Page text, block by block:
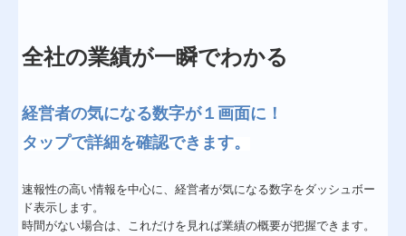
全社の業績が一瞬でわかる
経営者の気になる数字が１画面に！
タップで詳細を確認できます。
速報性の高い情報を中心に、経営者が気になる数字をダッシュボー
ド表示します。
時間がない場合は、これだけを見れば業績の概要が把握できます。